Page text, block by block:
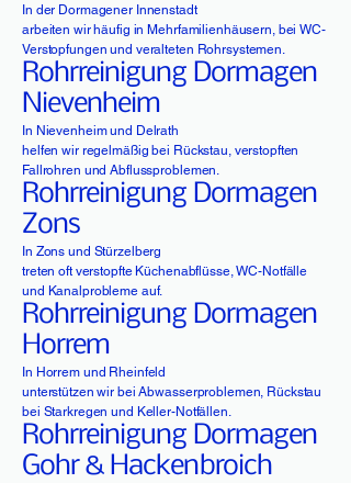
In der Dormagener Innenstadt
arbeiten wir häufig in Mehrfamilienhäusern, bei WC-
Verstopfungen und veralteten Rohrsystemen.
Rohrreinigung Dormagen
Nievenheim
In Nievenheim und Delrath
helfen wir regelmäßig bei Rückstau, verstopften
Fallrohren und Abflussproblemen.
Rohrreinigung Dormagen
Zons
In Zons und Stürzelberg
treten oft verstopfte Küchenabflüsse, WC-Notfälle
und Kanalprobleme auf.
Rohrreinigung Dormagen
Horrem
In Horrem und Rheinfeld
unterstützen wir bei Abwasserproblemen, Rückstau
bei Starkregen und Keller-Notfällen.
Rohrreinigung Dormagen
Gohr & Hackenbroich